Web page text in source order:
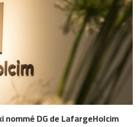
nommé DG de LafargeHolcim